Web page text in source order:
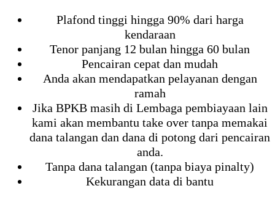
Plafond tinggi hingga 90% dari harga
kendaraan
Tenor panjang 12 bulan hingga 60 bulan
Pencairan cepat dan mudah
Anda akan mendapatkan pelayanan dengan
ramah
Jika BPKB masih di Lembaga pembiayaan lain
kami akan membantu take over tanpa memakai
dana talangan dan dana di potong dari pencairan
anda.
Tanpa dana talangan (tanpa biaya pinalty)
Kekurangan data di bantu